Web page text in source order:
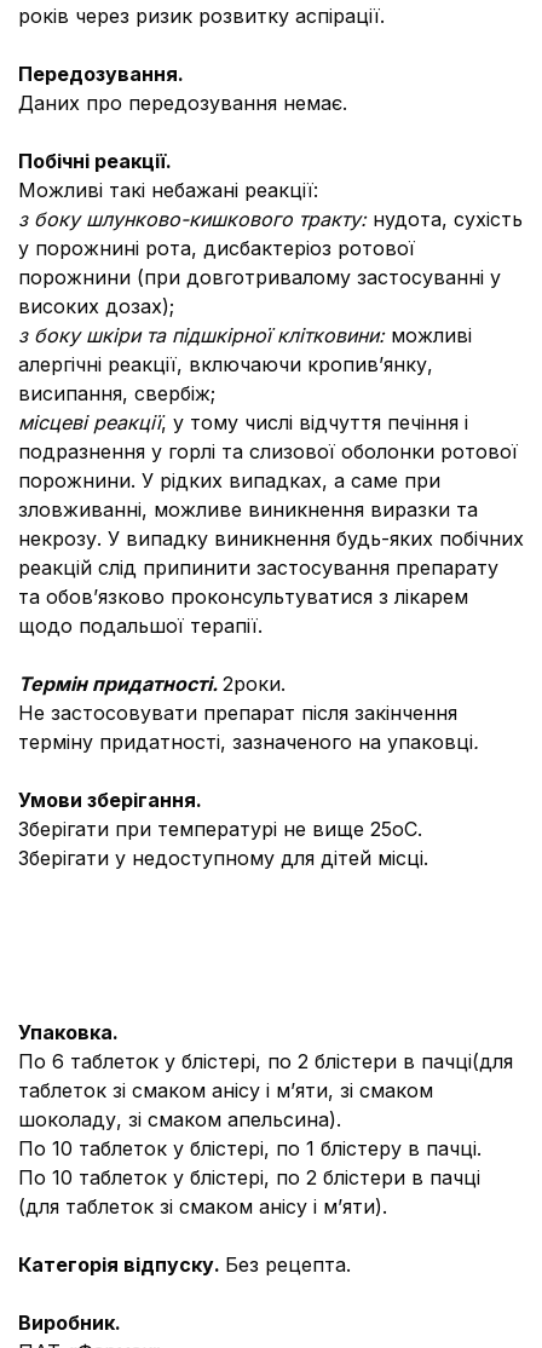
років через ризик розвитку аспірації.
Передозування.
Даних про передозування немає.
Побічні реакції.
Можливі такі небажані реакції:
з боку шлунково-кишкового тракту: нудота, сухість
у порожнині рота, дисбактеріоз ротової
порожнини (при довготривалому застосуванні у
високих дозах);
з боку шкіри та підшкірної клітковини: можливі
алергічні реакції, включаючи кропив’янку,
висипання, свербіж;
місцеві реакції, у тому числі відчуття печіння і
подразнення у горлі та слизової оболонки ротової
порожнини. У рідких випадках, а саме при
зловживанні, можливе виникнення виразки та
некрозу. У випадку виникнення будь-яких побічних
реакцій слід припинити застосування препарату
та обов’язково проконсультуватися з лікарем
щодо подальшої терапії.
Термін придатності. 2роки.
Не застосовувати препарат після закінчення
терміну придатності, зазначеного на упаковці.
Умови зберігання.
Зберігати при температурі не вище 25оС.
Зберігати у недоступному для дітей місці.
Упаковка.
По 6 таблеток у блістері, по 2 блістери в пачці(для
таблеток зі смаком анісу і м’яти, зі смаком
шоколаду, зі смаком апельсина).
По 10 таблеток у блістері, по 1 блістеру в пачці.
По 10 таблеток у блістері, по 2 блістери в пачці
(для таблеток зі смаком анісу і м’яти).
Категорія відпуску. Без рецепта.
Виробник.